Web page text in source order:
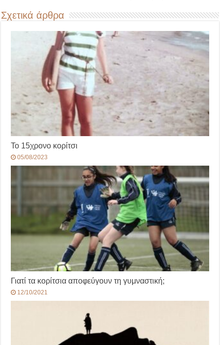
Σχετικά άρθρα
Το 15χρονο κορίτσι
05/08/2023
Γιατί τα κορίτσια αποφεύγουν τη γυμναστική;
12/10/2021